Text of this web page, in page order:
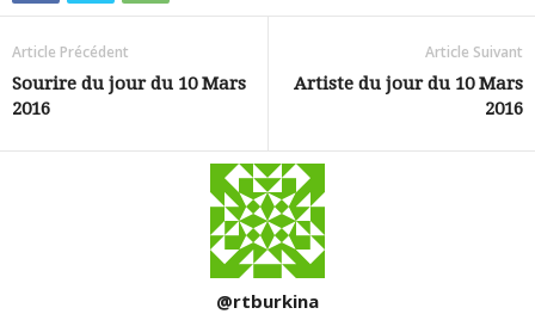
Article Précédent
Sourire du jour du 10 Mars
2016
Article Suivant
Artiste du jour du 10 Mars
2016
@rtburkina